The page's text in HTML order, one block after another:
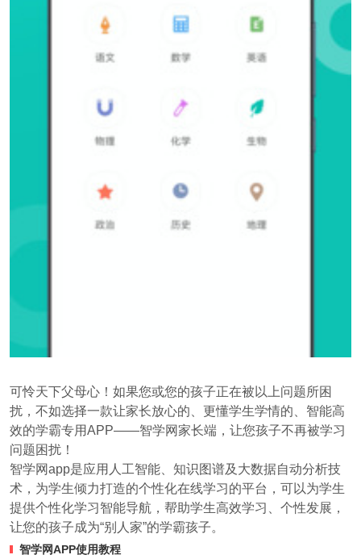
可怜天下父母心！如果您或您的孩子正在被以上问题所困
扰，不如选择一款让家长放心的、更懂学生学情的、智能高
效的学霸专用APP——智学网家长端，让您孩子不再被学习
问题困扰！
智学网app是应用人工智能、知识图谱及大数据自动分析技
术，为学生倾力打造的个性化在线学习的平台，可以为学生
提供个性化学习智能导航，帮助学生高效学习、个性发展，
让您的孩子成为“别人家”的学霸孩子。
智学网APP使用教程